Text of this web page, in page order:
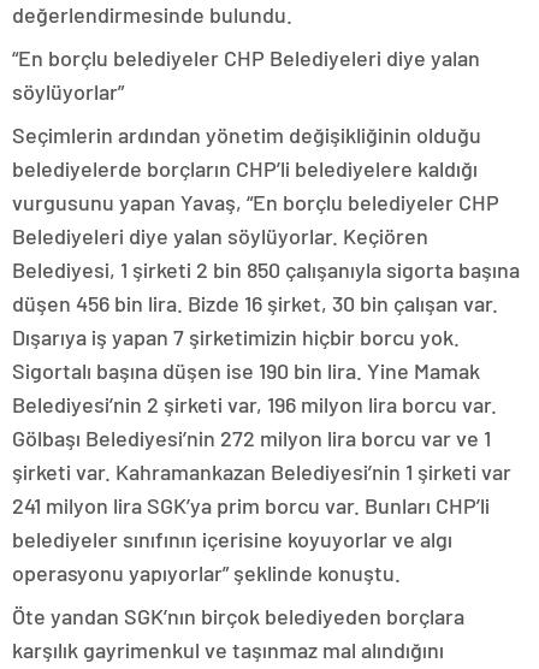
değerlendirmesinde bulundu.
“En borçlu belediyeler CHP Belediyeleri diye yalan
söylüyorlar”
Seçimlerin ardından yönetim değişikliğinin olduğu
belediyelerde borçların CHP’li belediyelere kaldığı
vurgusunu yapan Yavaş, “En borçlu belediyeler CHP
Belediyeleri diye yalan söylüyorlar. Keçiören
Belediyesi, 1 şirketi 2 bin 850 çalışanıyla sigorta başına
düşen 456 bin lira. Bizde 16 şirket, 30 bin çalışan var.
Dışarıya iş yapan 7 şirketimizin hiçbir borcu yok.
Sigortalı başına düşen ise 190 bin lira. Yine Mamak
Belediyesi’nin 2 şirketi var, 196 milyon lira borcu var.
Gölbaşı Belediyesi’nin 272 milyon lira borcu var ve 1
şirketi var. Kahramankazan Belediyesi’nin 1 şirketi var
241 milyon lira SGK’ya prim borcu var. Bunları CHP’li
belediyeler sınıfının içerisine koyuyorlar ve algı
operasyonu yapıyorlar” şeklinde konuştu.
Öte yandan SGK’nın birçok belediyeden borçlara
karşılık gayrimenkul ve taşınmaz mal alındığını